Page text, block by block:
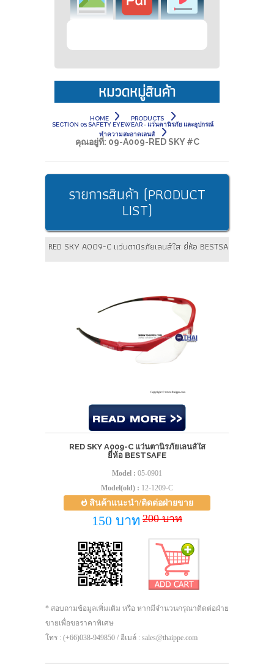
หมวดหมู่สินค้า
HOME
PRODUCTS
SECTION 05 SAFETY EYEWEAR - แว่นตานิรภัย และอุปกรณ์
ทำความสะอาดเลนส์
คุณอยู่ที่: 09-A009-RED SKY #C
รายการสินค้า (PRODUCT
LIST)
RED SKY A009-C แว่นตานิรภัยเลนส์ใส ยี่ห้อ BESTSAFE
RED SKY A009-C แว่นตานิรภัยเลนส์ใส
ยี่ห้อ BESTSAFE
Model : 05-0901
Model(old) : 12-1209-C
สินค้าแนะนำ/ติดต่อฝ่ายขาย
150 บาท 200 บาท
* สอบถามข้อมูลเพิ่มเติม หรือ หากมีจำนวนกรุณาติดต่อฝ่าย
ขายเพื่อขอราคาพิเศษ
โทร : (+66)038-949850 / อีเมล์ : sales@thaippe.com